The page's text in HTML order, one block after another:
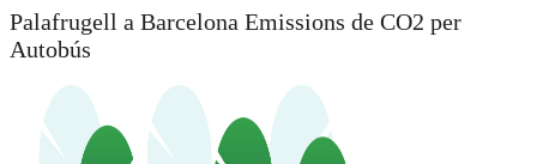
Palafrugell a Barcelona Emissions de CO2 per
Autobús